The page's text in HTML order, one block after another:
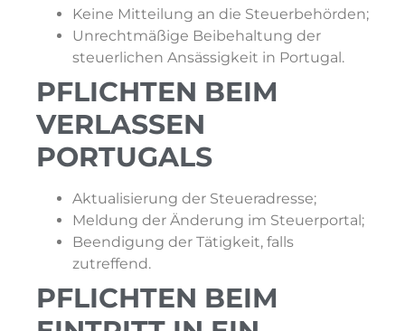
Keine Mitteilung an die Steuerbehörden;
Unrechtmäßige Beibehaltung der
steuerlichen Ansässigkeit in Portugal.
PFLICHTEN BEIM
VERLASSEN
PORTUGALS
Aktualisierung der Steueradresse;
Meldung der Änderung im Steuerportal;
Beendigung der Tätigkeit, falls
zutreffend.
PFLICHTEN BEIM